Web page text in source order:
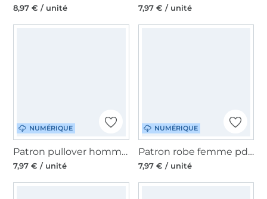
8,97 € / unité 7,97 € / unité
NUMÉRIQUE
Patron pullover homme pdf Colombo Erbsünde, en allemand
7,97 € / unité
NUMÉRIQUE
Patron robe femme pdf Petrolina Erbsünde, en allemand
7,97 € / unité